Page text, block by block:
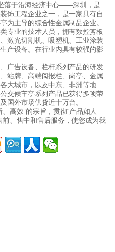
落于沿海经济中心——深圳，是
饰工程企业之一，是一家具有自
为主导的综合性金属制品企业。
专业的技术人员，拥有数控剪板
激光切割机、吸塑机、工业涂装
产设备。在行业内具有较强的影
告设备、栏杆系列产品的研发
站牌、高端阅报栏、岗亭、金属
大城市，以及中东、非洲等地
交候车亭系列产品已获得多项荣
国外市场供货近十万台。
高效”的宗旨，贯彻“产品如人
前、售中和售后服务，使您成为我